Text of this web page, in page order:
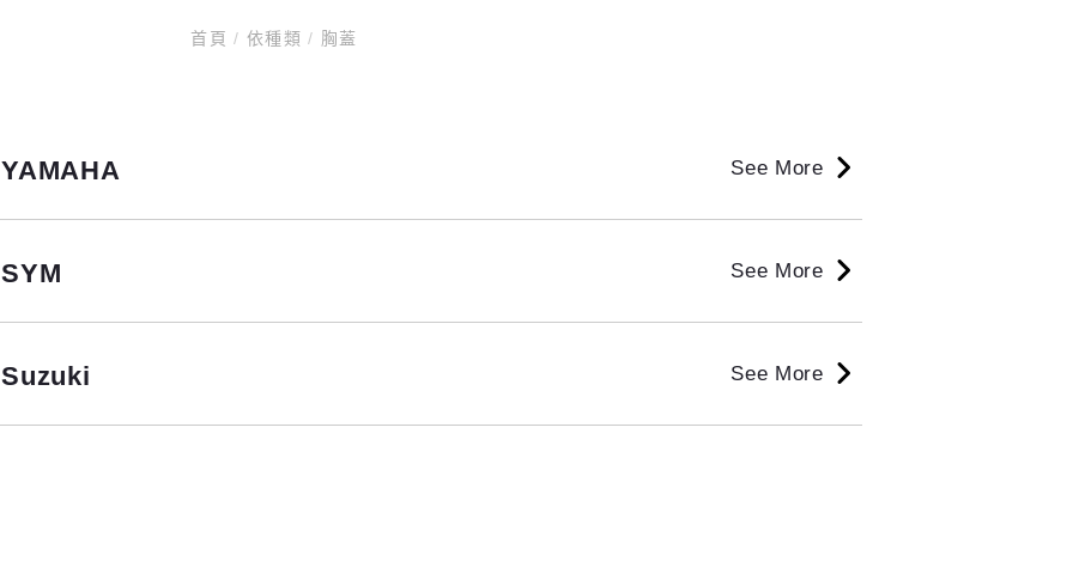
首頁/ 依種類/ 胸蓋
YAMAHA See More
SYM See More
Suzuki See More